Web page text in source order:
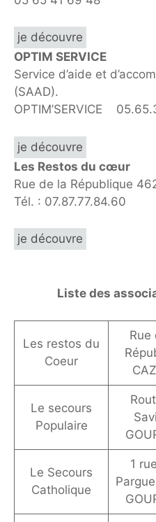
je découvre
OPTIM SERVICE
Service d’aide et
(SAAD).
OPTIM’SERVICE
je découvre
Les Restos du cœur
Rue de la République
Tél. : 07.87.77.84.60
je découvre
Liste des
Les restos du
Coeur
Rue
Le secours
Populaire
Le Secours
Catholique
1